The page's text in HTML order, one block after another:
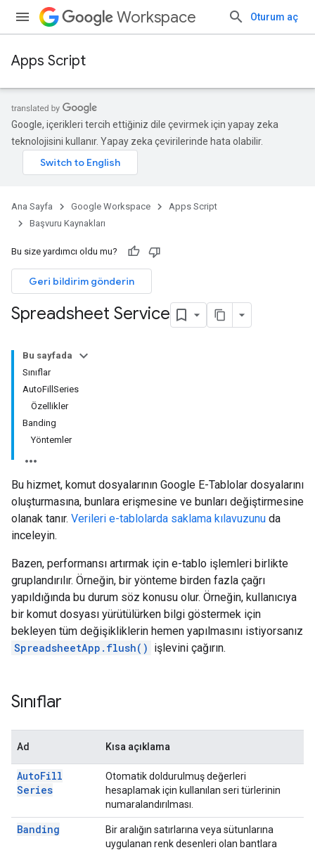
Workspace Oturum aç
Apps Script
Google, içerikleri tercih ettiğiniz dile çevirmek için yapay zeka
teknolojisini kullanır. Yapay zeka çevirilerinde hata olabilir.
Ana Sayfa Google Workspace
Apps Script
Başvuru Kaynakları
Bu size yardımcı oldu mu?
Geri bildirim gönderin
Spreadsheet Service
Bu sayfada
Sınıflar
AutoFillSeries
Özellikler
Banding
Yöntemler
Bu hizmet, komut dosyalarının Google E-Tablolar dosyalarını
oluşturmasına, bunlara erişmesine ve bunları değiştirmesine
olanak tanır. Verileri e-tablolarda saklama kılavuzunu da
inceleyin.
Bazen, performansı artırmak için e-tablo işlemleri birlikte
gruplandırılır. Örneğin, bir yönteme birden fazla çağrı
yapıldığında bu durum söz konusu olur. Örneğin, kullanıcıya
bir komut dosyası yürütülürken bilgi göstermek için
bekleyen tüm değişikliklerin hemen yapılmasını istiyorsanız
SpreadsheetApp.flush() işlevini çağırın.
Sınıflar
Ad Kısa açıklama
AutoFill
Series
Otomatik doldurulmuş değerleri
hesaplamak için kullanılan seri türlerinin
numaralandırılması.
Banding
Bir aralığın satırlarına veya sütunlarına
uygulanan renk desenleri olan bantlara